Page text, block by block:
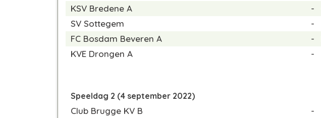
KSV Bredene A
-
SV Sottegem
-
FC Bosdam Beveren A
-
KVE Drongen A
-
Speeldag 2 (4 september 2022)
Club Brugge KV B -